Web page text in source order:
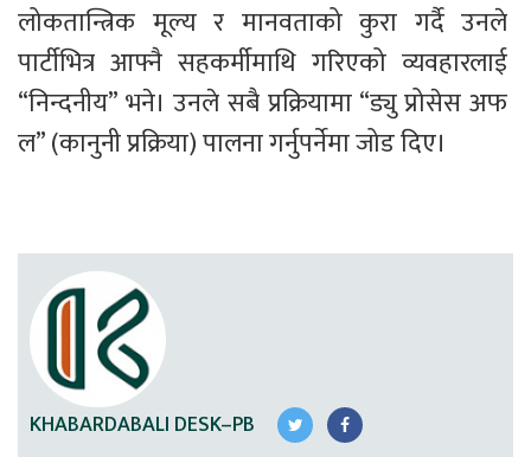
लोकतान्त्रिक मूल्य र मानवताको कुरा गर्दै उनले
पार्टीभित्र आफ्नै सहकर्मीमाथि गरिएको व्यवहारलाई
“निन्दनीय” भने। उनले सबै प्रक्रियामा “ड्यु प्रोसेस अफ
ल” (कानुनी प्रक्रिया) पालना गर्नुपर्नेमा जोड दिए।
KHABARDABALI DESK–PB